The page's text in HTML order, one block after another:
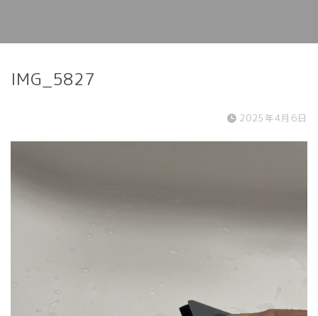
IMG_5827
2025年4月6日